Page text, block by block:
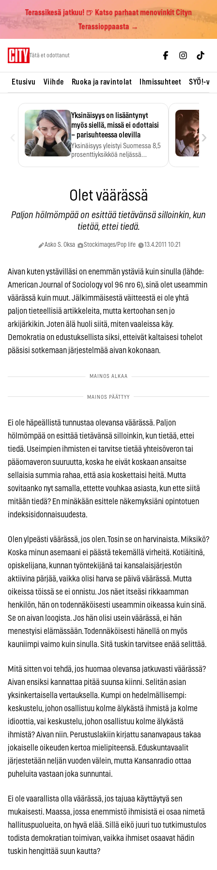
Terassikesä jatkuu! 🍺 Katso parhaat menovinkit Cityn
Terassioppaasta →
Tätä et odottanut
Etusivu Viihde Ruoka ja ravintolat Ihmissuhteet SYÖ!-
Yksinäisyys on lisääntynyt
myös siellä, missä ei odottaisi
– parisuhteessa olevilla
Yksinäisyys yleistyi Suomessa 8,5
prosenttiyksikköä neljässä
›
Olet väärässä
Paljon hölmömpää on esittää tietävänsä silloinkin, kun
tietää, ettei tiedä.
Asko S. Oksa Stockimages/Pop life 13.4.2011 10:21
Aivan kuten ystävilläsi on enemmän ystäviä kuin sinulla (lähde:
American Journal of Sociology vol 96 nro 6), sinä olet useammin
väärässä kuin muut. Jälkimmäisestä väitteestä ei ole yhtä
paljon tieteellisiä artikkeleita, mutta kertoohan sen jo
arkijärkikin. Joten älä huoli siitä, miten vaaleissa käy.
Demokratia on edustuksellista siksi, etteivät kaltaisesi tohelot
pääsisi sotkemaan järjestelmää aivan kokonaan.
Ei ole häpeällistä tunnustaa olevansa väärässä. Paljon
hölmömpää on esittää tietävänsä silloinkin, kun tietää, ettei
tiedä. Useimpien ihmisten ei tarvitse tietää yhteisöveron tai
pääomaveron suuruutta, koska he eivät koskaan ansaitse
sellaisia summia rahaa, että asia koskettaisi heitä. Mutta
sovitaanko nyt samalla, ettette vouhkaa asiasta, kun ette siitä
mitään tiedä? En minäkään esittele näkemyksiäni opintotuen
indeksisidonnaisuudesta.
Olen ylpeästi väärässä, jos olen. Tosin se on harvinaista. Miksikö?
Koska minun asemaani ei päästä tekemällä virheitä. Kotiäitinä,
opiskelijana, kunnan työntekijänä tai kansalaisjärjestön
aktiivina pärjää, vaikka olisi harva se päivä väärässä. Mutta
oikeissa töissä se ei onnistu. Jos näet itseäsi rikkaamman
henkilön, hän on todennäköisesti useammin oikeassa kuin sinä.
Se on aivan loogista. Jos hän olisi usein väärässä, ei hän
menestyisi elämässään. Todennäköisesti hänellä on myös
kauniimpi vaimo kuin sinulla. Sitä tuskin tarvitsee enää selittää.
Mitä sitten voi tehdä, jos huomaa olevansa jatkuvasti väärässä?
Aivan ensiksi kannattaa pitää suunsa kiinni. Selitän asian
yksinkertaisella vertauksella. Kumpi on hedelmällisempi:
keskustelu, johon osallistuu kolme älykästä ihmistä ja kolme
idioottia, vai keskustelu, johon osallistuu kolme älykästä
ihmistä? Aivan niin. Perustuslakiin kirjattu sananvapaus takaa
jokaiselle oikeuden kertoa mielipiteensä. Eduskuntavaalit
järjestetään neljän vuoden välein, mutta Kansanradio ottaa
puheluita vastaan joka sunnuntai.
Ei ole vaarallista olla väärässä, jos tajuaa käyttäytyä sen
mukaisesti. Maassa, jossa enemmistö ihmisistä ei osaa nimetä
hallituspuolueita, on hyvä elää. Sillä eikö juuri tuo tutkimustulos
todista demokratian toimivan, vaikka ihmiset osaavat hädin
tuskin hengittää suun kautta?